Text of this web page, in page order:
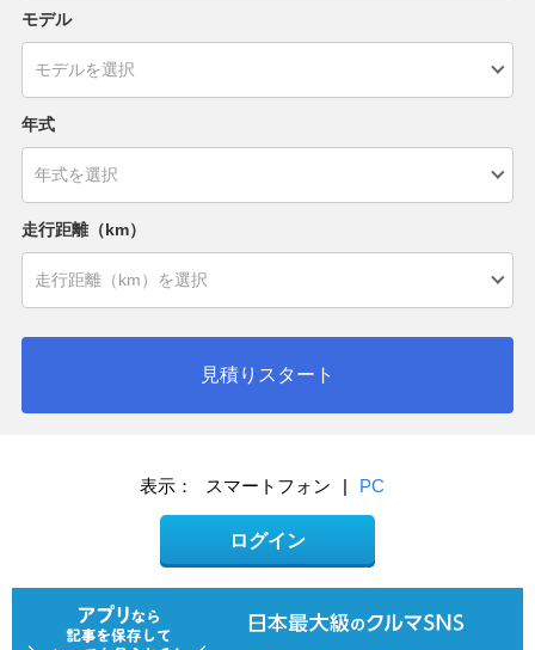
モデル
年式
走行距離（km）
見積りスタート
表示： スマートフォン | PC
ログイン